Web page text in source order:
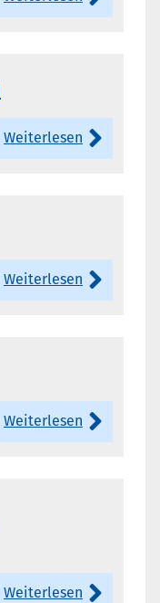
Weiterlesen
Weiterlesen
Weiterlesen
Weiterlesen